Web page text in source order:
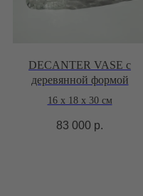
DECANTER VASE с
деревянной формой
16 х 18 х 30 см
83 000 р.